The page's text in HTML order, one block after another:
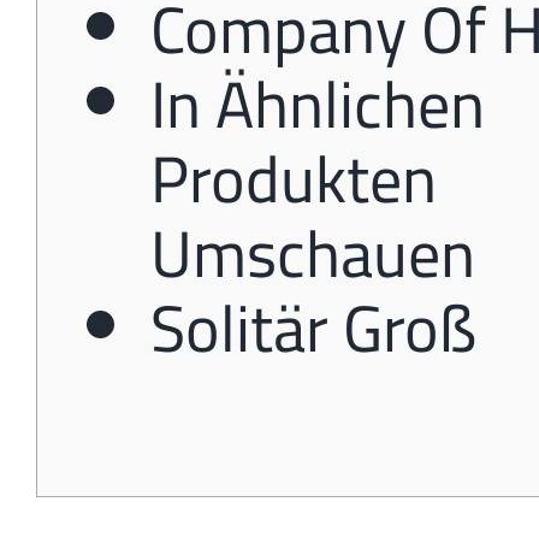
Company Of
In Ähnlichen
Produkten
Umschauen
Solitär Groß